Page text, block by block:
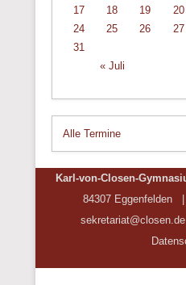
17
18 19 20
24
25 26 27
31
« Juli
Alle Termine
Karl-von-Closen-
84307 Eggenfelden